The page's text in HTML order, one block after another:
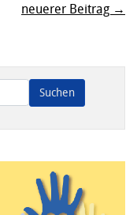
neuerer Beitrag →
Vervollständigung